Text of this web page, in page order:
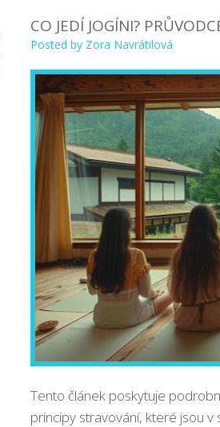
CO JEDÍ JOGÍNI?
Posted by Zora Navrátilová
Tento článek poskytuje
principy stravování, které jsou